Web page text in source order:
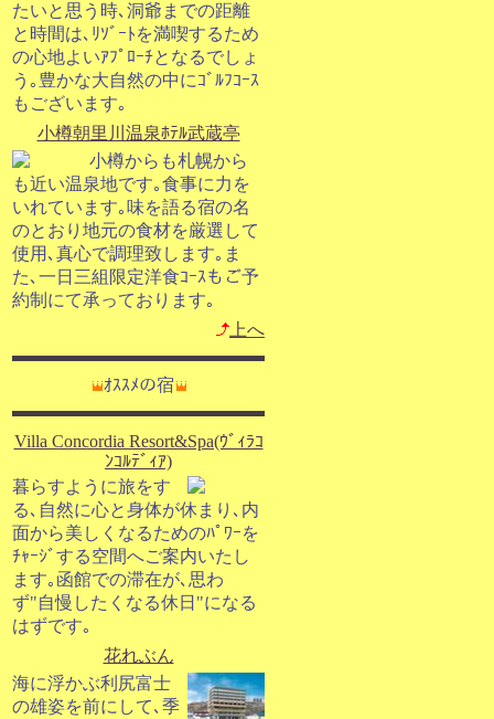
たいと思う時､洞爺までの距離
と時間は､ﾘｿﾞｰﾄを満喫するため
の心地よいｱﾌﾟﾛｰﾁとなるでしょ
う｡豊かな大自然の中にｺﾞﾙﾌｺｰｽ
もございます｡
小樽朝里川温泉ﾎﾃﾙ武蔵亭
小樽からも札幌から
も近い温泉地です｡食事に力を
いれています｡味を語る宿の名
のとおり地元の食材を厳選して
使用､真心で調理致します｡ま
た､一日三組限定洋食ｺｰｽもご予
約制にて承っております｡
上へ
ｵｽｽﾒの宿
Villa Concordia Resort&Spa(ｳﾞｨﾗｺ
ﾝｺﾙﾃﾞｨｱ)
暮らすように旅をす
る､自然に心と身体が休まり､内
面から美しくなるためのﾊﾟﾜｰを
ﾁｬｰｼﾞする空間へご案内いたし
ます｡函館での滞在が､思わ
ず"自慢したくなる休日"になる
はずです｡
花れぶん
海に浮かぶ利尻富士
の雄姿を前にして､季